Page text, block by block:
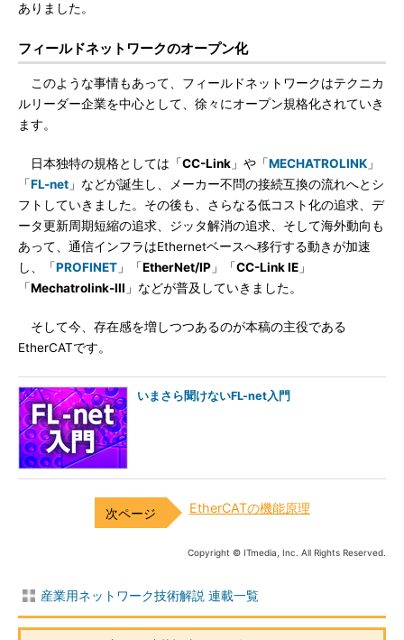
ありました。
フィールドネットワークのオープン化
このような事情もあって、フィールドネットワークはテクニカ
ルリーダー企業を中心として、徐々にオープン規格化されていき
ます。
日本独特の規格としては「CC-Link 」や「MECHATROLINK 」
「FL-net 」などが誕生し、メーカー不問の接続互換の流れへとシ
フトしていきました。その後も、さらなる低コスト化の追求、デ
ータ更新周期短縮の追求、ジッタ解消の追求、そして海外動向も
あって、通信インフラはEthernetベースへ移行する動きが加速
し、「PROFINET 」「EtherNet/IP 」「CC-Link IE 」
「Mechatrolink-III 」などが普及していきました。
そして今、存在感を増しつつあるのが本稿の主役である
EtherCATです。
いまさら聞けないFL-net入門
EtherCATの機能原理
Copyright © ITmedia, Inc. All Rights Reserved.
産業用ネットワーク技術解説 連載一覧